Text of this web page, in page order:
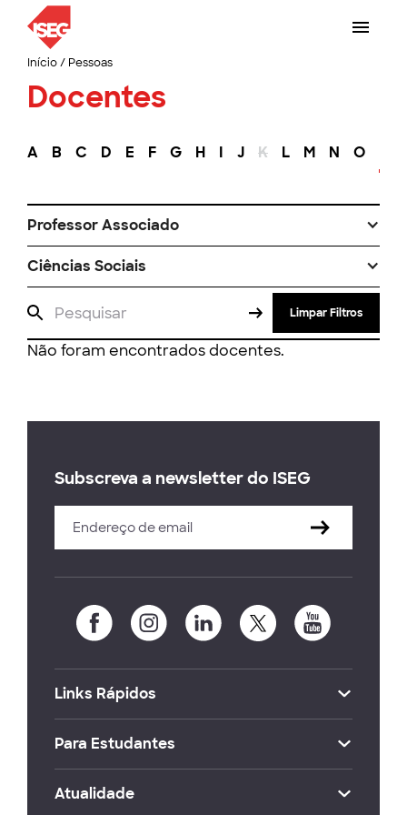
Início/ Pessoas
Docentes
A B C D E F G H I J K L M N O
Professor Associado
Ciências Sociais
Limpar Filtros
Não foram encontrados docentes.
Subscreva a newsletter do ISEG
Links Rápidos
Para Estudantes
Atualidade